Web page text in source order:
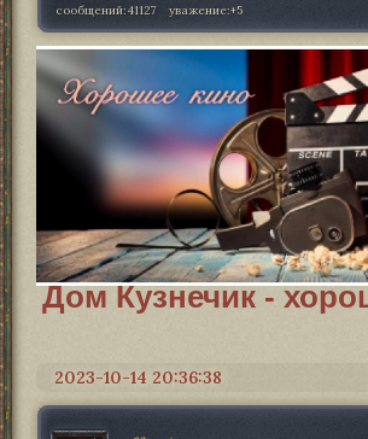
сообщений:41127 уважение:+5
Дом Кузнечик -
2023-10-14 20:36:38